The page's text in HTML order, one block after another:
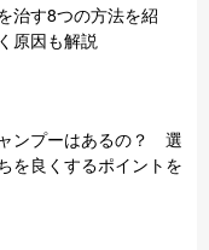
治す8つの方法を紹
原因も解説
ンプーはあるの？ 選
を良くするポイントを